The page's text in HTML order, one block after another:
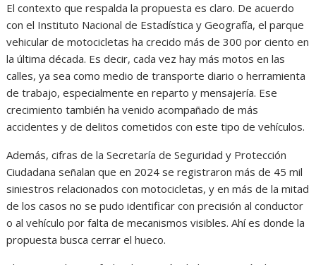
El contexto que respalda la propuesta es claro. De acuerdo
con el Instituto Nacional de Estadística y Geografía, el parque
vehicular de motocicletas ha crecido más de 300 por ciento en
la última década. Es decir, cada vez hay más motos en las
calles, ya sea como medio de transporte diario o herramienta
de trabajo, especialmente en reparto y mensajería. Ese
crecimiento también ha venido acompañado de más
accidentes y de delitos cometidos con este tipo de vehículos.
Además, cifras de laSecretaría de Seguridad y Protección
Ciudadana señalan que en 2024 se registraron más de 45 mil
siniestros relacionados con motocicletas, y en más de la mitad
de los casos no se pudo identificar con precisión al conductor
o al vehículo por falta de mecanismos visibles. Ahí es donde la
propuesta busca cerrar el hueco.